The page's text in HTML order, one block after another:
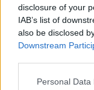
disclosure of your
IAB’s list of
also be disclosed
Downstream
Please note that
Personal